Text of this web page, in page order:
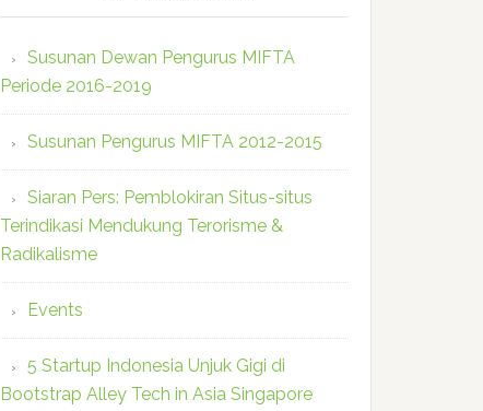
Susunan Dewan Pengurus MIFTA
Periode 2016-2019
Susunan Pengurus MIFTA 2012-2015
Siaran Pers: Pemblokiran Situs-situs
Terindikasi Mendukung Terorisme &
Radikalisme
Events
5 Startup Indonesia Unjuk Gigi di
Bootstrap Alley Tech in Asia Singapore